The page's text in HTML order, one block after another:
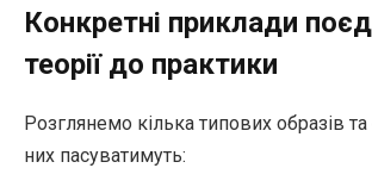
Конкретні приклади
теорії до практики
Розглянемо кілька типових образів
них пасуватимуть: